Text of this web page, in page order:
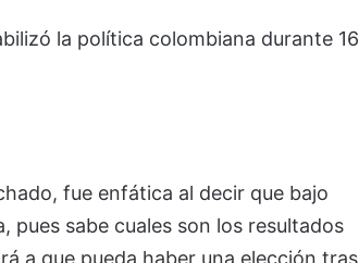
la política colombiana durante 16
fue enfática al decir que bajo
pues sabe cuales son los resultados